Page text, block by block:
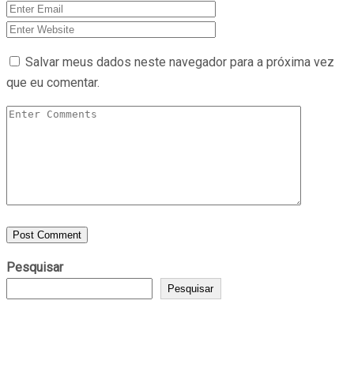
Salvar meus dados neste navegador para a próxima vez
que eu comentar.
Pesquisar
Pesquisar